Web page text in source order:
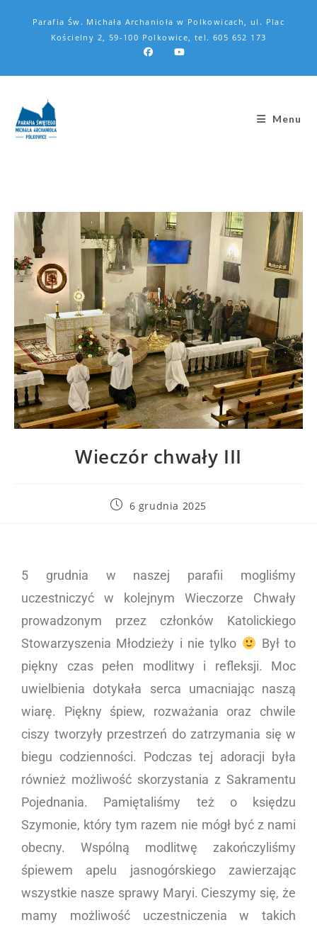
Parafia Św. Michała Archanioła w Polkowicach, ul. Plac
Kościelny 2, 59-100 Polkowice, tel. 605 652 173
Menu
Wieczór chwały III
6 grudnia 2025
5 grudnia w naszej parafii mogliśmy
uczestniczyć w kolejnym Wieczorze Chwały
prowadzonym przez członków Katolickiego
Stowarzyszenia Młodzieży i nie tylko
Był to
piękny czas pełen modlitwy i refleksji. Moc
uwielbienia dotykała serca umacniając naszą
wiarę. Piękny śpiew, rozważania oraz chwile
ciszy tworzyły przestrzeń do zatrzymania się w
biegu codzienności. Podczas tej adoracji była
również możliwość skorzystania z Sakramentu
Pojednania. Pamiętaliśmy też o księdzu
Szymonie, który tym razem nie mógł być z nami
obecny. Wspólną modlitwę zakończyliśmy
śpiewem apelu jasnogórskiego zawierzając
wszystkie nasze sprawy Maryi. Cieszymy się, że
mamy możliwość uczestniczenia w takich